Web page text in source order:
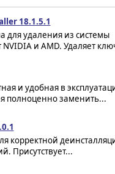
18.1.5.1
для удаления из системы
и AMD. Удаляет
и удобная в
полноценно заменить...
корректной
Присутствует...